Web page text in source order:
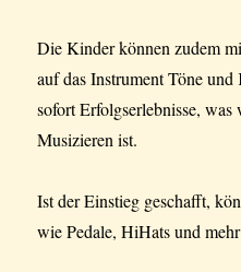
Die Kinder können zudem
auf das Instrument Töne
sofort Erfolgserlebnisse,
Musizieren ist.
Ist der Einstieg geschafft,
wie Pedale, HiHats und